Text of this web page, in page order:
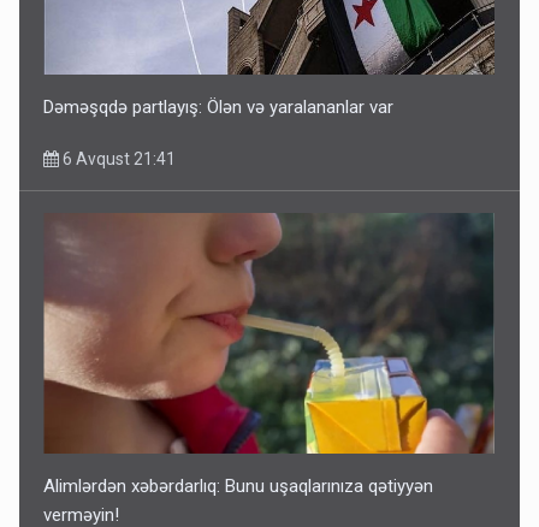
Dəməşqdə partlayış: Ölən və yaralananlar var
6 Avqust 21:41
Alimlərdən xəbərdarlıq: Bunu uşaqlarınıza qətiyyən
verməyin!